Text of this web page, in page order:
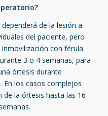
de la lesión a
del paciente, pero
con férula
3 o 4 semanas, para
órtesis durante
En los casos complejos
de la órtesis hasta las 16